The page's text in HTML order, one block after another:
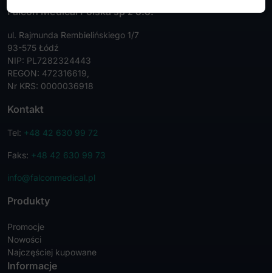
Falcon Medical Polska sp z o.o.
ul. Rajmunda Rembielińskiego 1/7
93-575 Łódź
NIP: PL7282324443
REGON: 472316619,
Nr KRS: 0000036918
Kontakt
Tel: +48 42 630 99 72
Faks: +48 42 630 99 73
info@falconmedical.pl
Produkty
Promocje
Nowości
Najczęściej kupowane
Informacje